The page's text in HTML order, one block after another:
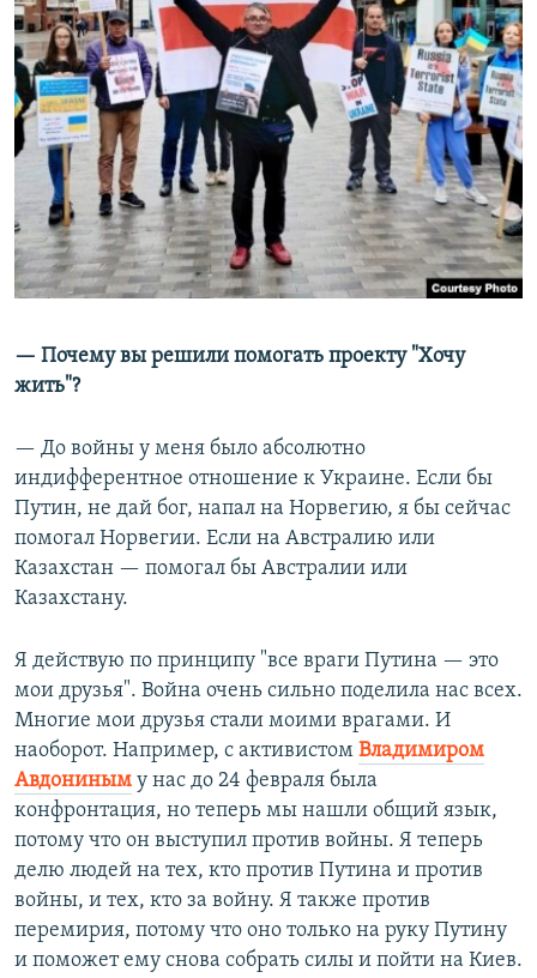
— Почему вы решили помогать проекту "Хочу
жить"?
— До войны у меня было абсолютно
индифферентное отношение к Украине. Если бы
Путин, не дай бог, напал на Норвегию, я бы сейчас
помогал Норвегии. Если на Австралию или
Казахстан — помогал бы Австралии или
Казахстану.
Я действую по принципу "все враги Путина — это
мои друзья". Война очень сильно поделила нас всех.
Многие мои друзья стали моими врагами. И
наоборот. Например, с активистом Владимиром
Авдониным у нас до 24 февраля была
конфронтация, но теперь мы нашли общий язык,
потому что он выступил против войны. Я теперь
делю людей на тех, кто против Путина и против
войны, и тех, кто за войну. Я также против
перемирия, потому что оно только на руку Путину
и поможет ему снова собрать силы и пойти на Киев.